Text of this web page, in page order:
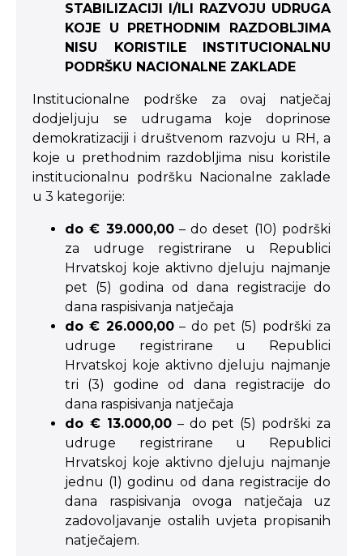
STABILIZACIJI I/ILI RAZVOJU UDRUGA
KOJE U PRETHODNIM RAZDOBLJIMA
NISU KORISTILE INSTITUCIONALNU
PODRŠKU NACIONALNE ZAKLADE
Institucionalne podrške za ovaj natječaj
dodjeljuju se udrugama koje doprinose
demokratizaciji i društvenom razvoju u RH, a
koje u prethodnim razdobljima nisu koristile
institucionalnu podršku Nacionalne zaklade
u 3 kategorije:
do € 39.000,00– do deset (10) podrški
za udruge registrirane u Republici
Hrvatskoj koje aktivno djeluju najmanje
pet (5) godina od dana registracije do
dana raspisivanja natječaja
do € 26.000,00– do pet (5) podrški za
udruge registrirane u Republici
Hrvatskoj koje aktivno djeluju najmanje
tri (3) godine od dana registracije do
dana raspisivanja natječaja
do € 13.000,00– do pet (5) podrški za
udruge registrirane u Republici
Hrvatskoj koje aktivno djeluju najmanje
jednu (1) godinu od dana registracije do
dana raspisivanja ovoga natječaja uz
zadovoljavanje ostalih uvjeta propisanih
natječajem.